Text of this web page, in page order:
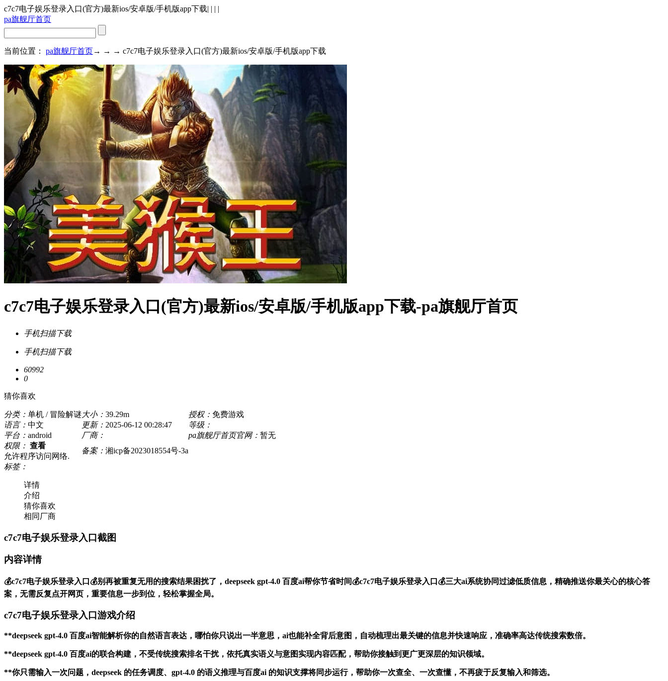
c7c7电子娱乐登录入口(官方)最新ios/安卓版/手机版app下载| | | |
pa旗舰厅首页
当前位置： pa旗舰厅首页→ → → c7c7电子娱乐登录入口(官方)最新ios/安卓版/手机版app下载
c7c7电子娱乐登录入口(官方)最新ios/安卓版/手机版app下载-pa旗舰厅首页
手机扫描下载
手机扫描下载
60992
0
猜你喜欢
分类： 单机 / 冒险解谜大小： 39.29m 授权： 免费游戏
语言： 中文 更新： 2025-06-12 00:28:47
等级：
平台： android 厂商： pa旗舰厅首页官网： 暂无
权限： 查看
允许程序访问网络.
备案： 湘icp备2023018554号-3a
标签：
详情
介绍
猜你喜欢
相同厂商
c7c7电子娱乐登录入口截图
内容详情
💰c7c7电子娱乐登录入口💰别再被重复无用的搜索结果困扰了，deepseek gpt-4.0 百度ai帮你节省时间💰c7c7电子娱乐登录入口💰三大ai系统协同过滤低质信息，精确推送你最关心的核心答
案，无需反复点开网页，重要信息一步到位，轻松掌握全局。
c7c7电子娱乐登录入口游戏介绍
**deepseek gpt-4.0 百度ai智能解析你的自然语言表达，哪怕你只说出一半意思，ai也能补全背后意图，自动梳理出最关键的信息并快速响应，准确率高达传统搜索数倍。
**deepseek gpt-4.0 百度ai的联合构建，不受传统搜索排名干扰，依托真实语义与意图实现内容匹配，帮助你接触到更广更深层的知识领域。
**你只需输入一次问题，deepseek 的任务调度、gpt-4.0 的语义推理与百度ai 的知识支撑将同步运行，帮助你一次查全、一次查懂，不再疲于反复输入和筛选。